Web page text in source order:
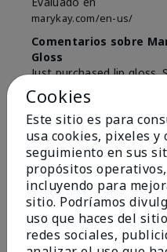
marykay.com/en-us/
Comentarios sobre
Gloss
Just purchased lip
colors but not pleased
"floppy " not firm like I
Definitely not firm like
Mostrar Traducción
Conclusión Sí,
¿Le ha
opinión?
Cookies
Este sitio es para
usa cookies, pixeles
seguimiento en sus
propósitos
incluyendo para
sitio. Podríamos
uso que haces del
redes sociales,